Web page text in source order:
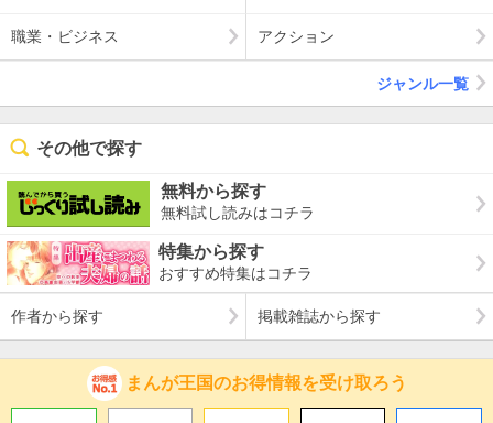
職業・ビジネス アクション
ジャンル一覧
その他で探す
無料から探す
無料試し読みはコチラ
特集から探す
おすすめ特集はコチラ
作者から探す 掲載雑誌から探す
まんが王国のお得情報を受け取ろう